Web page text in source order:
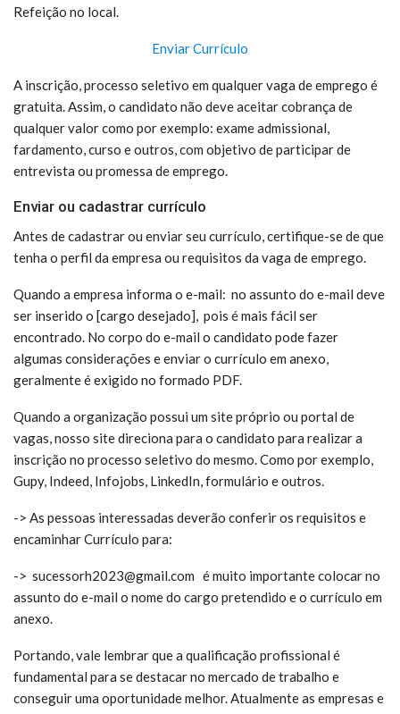
Refeição no local.
Enviar Currículo
A inscrição, processo seletivo em qualquer vaga de emprego é
gratuita. Assim, o candidato não deve aceitar cobrança de
qualquer valor como por exemplo: exame admissional,
fardamento, curso e outros, com objetivo de participar de
entrevista ou promessa de emprego.
Enviar ou cadastrar currículo
Antes de cadastrar ou enviar seu currículo, certifique-se de que
tenha o perfil da empresa ou requisitos da vaga de emprego.
Quando a empresa informa o e-mail: no assunto do e-mail deve
ser inserido o [cargo desejado], pois é mais fácil ser
encontrado. No corpo do e-mail o candidato pode fazer
algumas considerações e enviar o currículo em anexo,
geralmente é exigido no formado PDF.
Quando a organização possui um site próprio ou portal de
vagas, nosso site direciona para o candidato para realizar a
inscrição no processo seletivo do mesmo. Como por exemplo,
Gupy, Indeed, Infojobs, LinkedIn, formulário e outros.
-> As pessoas interessadas deverão conferir os requisitos e
encaminhar Currículo para:
-> sucessorh2023@gmail.com é muito importante colocar no
assunto do e-mail o nome do cargo pretendido e o currículo em
anexo.
Portando, vale lembrar que a qualificação profissional é
fundamental para se destacar no mercado de trabalho e
conseguir uma oportunidade melhor. Atualmente as empresas e